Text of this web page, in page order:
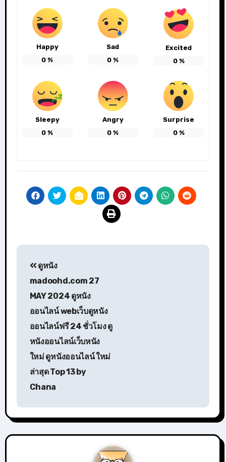
Happy
0 %
Sad
0 %
Excited
0%
Sleepy
0 %
Angry
0 %
Surprise
0%
เรื่อง
ดูหนัง
madoohd.com 27
MAY 2024 ดูหนัง
ออนไลน์ webเว็บดูหนัง
ออนไลน์ฟรี 24 ชั่วโมง ดู
หนังออนไลน์เว็บหนัง
ใหม่ ดูหนังออนไลน์ ใหม่
ล่าสุด Top 13 by
Chana